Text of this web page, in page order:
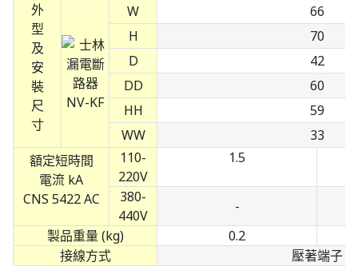
外
型
及
安
裝
尺
寸
W
66
H
70
D
42
DD
60
HH
59
WW
33
額定短時間
電流 kA
CNS 5422 AC
110-
220V
1.5
380-
440V
-
製品重量 (kg)
0.2
接線方式
壓著端子